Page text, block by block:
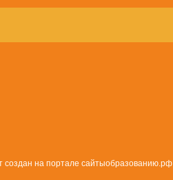
создан на портале сайтыобразованию.рф